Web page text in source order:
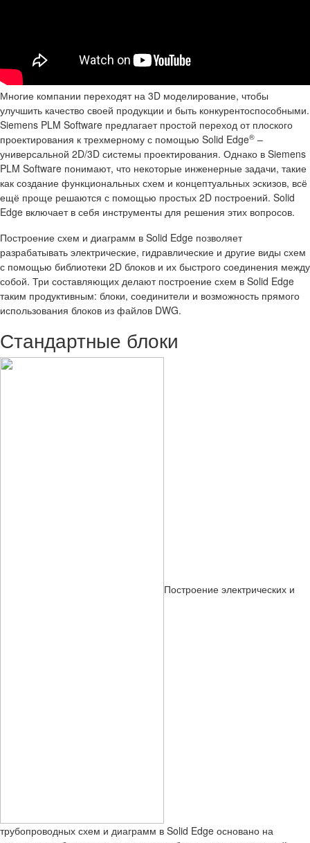
Многие компании переходят на 3D моделирование, чтобы
улучшить качество своей продукции и быть конкурентоспособными.
Siemens PLM Software предлагает простой переход от плоского
проектирования к трехмерному с помощью Solid Edge® –
универсальной 2D/3D системы проектирования. Однако в Siemens
PLM Software понимают, что некоторые инженерные задачи, такие
как создание функциональных схем и концептуальных эскизов, всё
ещё проще решаются с помощью простых 2D построений. Solid
Edge включает в себя инструменты для решения этих вопросов.
Построение схем и диаграмм в Solid Edge позволяет
разрабатывать электрические, гидравлические и другие виды схем
с помощью библиотеки 2D блоков и их быстрого соединения между
собой. Три составляющих делают построение схем в Solid Edge
таким продуктивным: блоки, соединители и возможность прямого
использования блоков из файлов DWG.
Стандартные блоки
Построение электрических и
трубопроводных схем и диаграмм в Solid Edge основано на